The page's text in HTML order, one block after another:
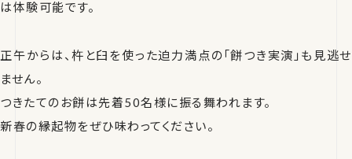
は体験可能です。
正午からは、杵と臼を使った迫力満点の「餅つき実演」も見逃せ
ません。
つきたてのお餅は先着50名様に振る舞われます。
新春の縁起物をぜひ味わってください。